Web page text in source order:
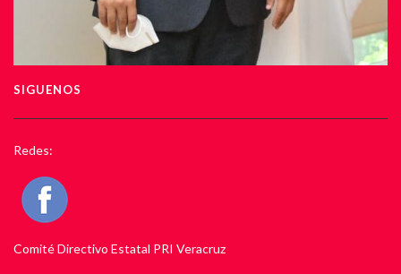
SIGUENOS
Redes:
Comité Directivo Estatal PRI Veracruz